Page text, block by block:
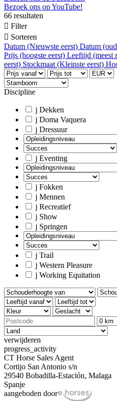
Bezoek ons op YouTube!
66 resultaten
 Filter
 Sorteren
Datum (Nieuwste eerst) Datum
Prijs (hoogste eerst) Leeftijd (meest
eerst) Stockmaat (Kleinste eerst)
Discipline
j Dekken
j Doma Vaquera
j Dressuur
j Eventing
j Fokken
j Mennen
j Recreatief
j Show
j Springen
j Trail
j Western Pleasure
j Working Equitation
verwijderen
progress_activity
CT Horse Sales Agent
Cortijo San Antonio s/n
29540 Bobadilla-Estación, Malaga
Spanje
aangeboden door